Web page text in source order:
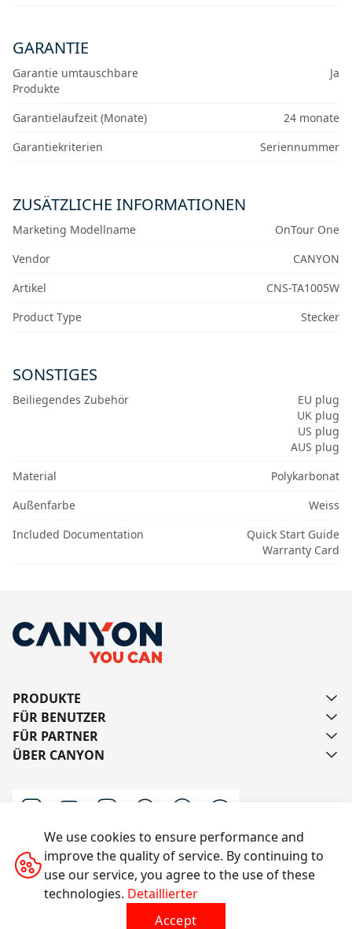
GARANTIE
Garantie umtauschbare
Produkte
Ja
Garantielaufzeit (Monate)
24 monate
Garantiekriterien
Seriennummer
ZUSÄTZLICHE INFORMATIONEN
Marketing Modellname
OnTour One
Vendor
CANYON
Artikel
CNS-TA1005W
Product Type
Stecker
SONSTIGES
Beiliegendes Zubehör
EU plug
UK plug
US plug
AUS plug
Material
Polykarbonat
Außenfarbe
Weiss
Included Documentation
Quick Start Guide
Warranty Card
PRODUKTE
FÜR BENUTZER
FÜR PARTNER
ÜBER CANYON
Schreiben Sie uns
Alle Rechte vorbehalten © 2014-2026 CANYON
We use cookies to ensure performance and
improve the quality of service. By continuing to
use our service, you agree to the use of these
technologies. Detaillierter
Accept